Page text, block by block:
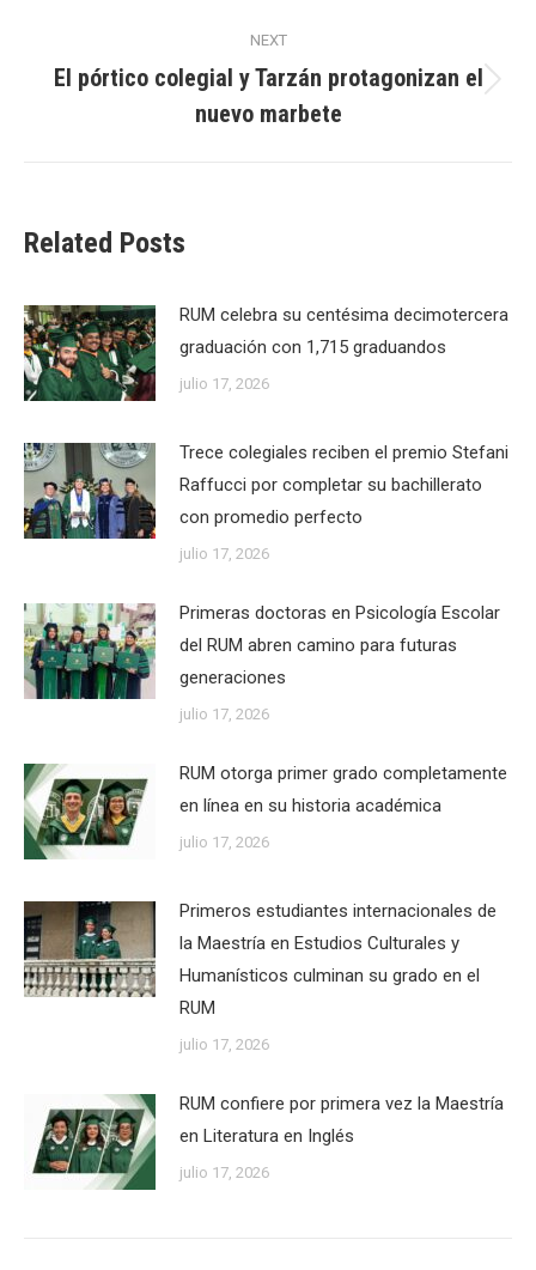
NEXT
post:
El pórtico colegial y Tarzán protagonizan el
nuevo marbete
Related Posts
RUM celebra su centésima decimotercera
graduación con 1,715 graduandos
julio 17, 2026
Trece colegiales reciben el premio Stefani
Raffucci por completar su bachillerato
con promedio perfecto
julio 17, 2026
Primeras doctoras en Psicología Escolar
del RUM abren camino para futuras
generaciones
julio 17, 2026
RUM otorga primer grado completamente
en línea en su historia académica
julio 17, 2026
Primeros estudiantes internacionales de
la Maestría en Estudios Culturales y
Humanísticos culminan su grado en el
RUM
julio 17, 2026
RUM confiere por primera vez la Maestría
en Literatura en Inglés
julio 17, 2026